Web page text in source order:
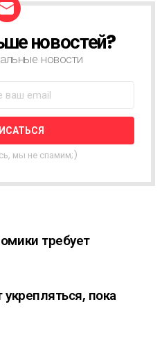
новостей?
новости
мы не спамим;)
требует
пока